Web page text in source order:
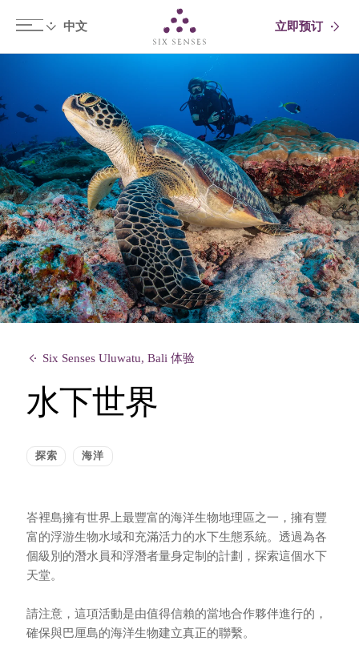
立即预订
Six Senses Uluwatu, Bali 体验
水下世界
探索 海洋
峇裡島擁有世界上最豐富的海洋生物地理區之一，擁有豐
富的浮游生物水域和充滿活力的水下生態系統。透過為各
個級別的潛水員和浮潛者量身定制的計劃，探索這個水下
天堂。
請注意，這項活動是由值得信賴的當地合作夥伴進行的，
確保與巴厘島的海洋生物建立真正的聯繫。